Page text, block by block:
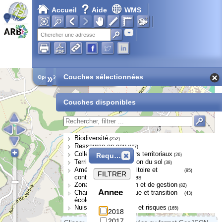
Accueil Aide WMS
Adresse
Chargement en cours...
Open Street Map
» Couches sélectionnées
Couches disponibles
Biodiversité (252)
Ressource en eau (107)
Collectivités et acteurs territoriaux (26)
Territoires et occupation du sol (38)
Aménagement du territoire et
continuités écologiques
(95)
Zonages de protection et de gestion (82)
Changement climatique et transition
écologique
(43)
Nuisances, pressions et risques (165)
Requête
Annee
2018
FILTRER